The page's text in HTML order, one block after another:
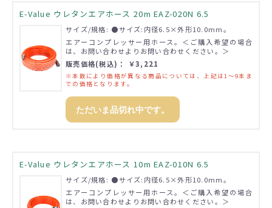
E-Value ウレタンエアホース 20m EAZ-020N 6.5
サイズ/規格: ●サイズ:内径6.5×外形10.0mm。
エアーコンプレッサー用ホース。＜ご購入希望の場合
は、お問い合わせよりお問い合わせください。＞
販売価格(税込)： ￥3,221
※本数により価格が異なる商品については、上記は1～9本ま
での価格となります。
ただいま品切れ中です。
E-Value ウレタンエアホース 10m EAZ-010N 6.5
サイズ/規格: ●サイズ:内径6.5×外形10.0mm。
エアーコンプレッサー用ホース。＜ご購入希望の場合
は、お問い合わせよりお問い合わせください。＞